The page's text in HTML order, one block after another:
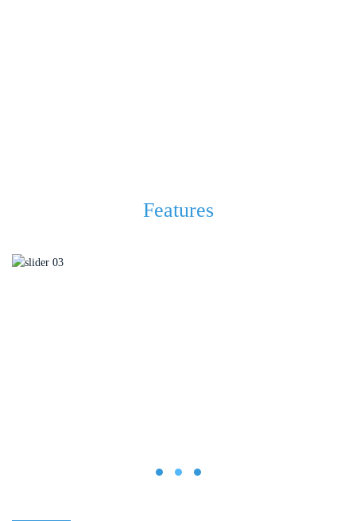
Features
slider 02
slider 03slider 01